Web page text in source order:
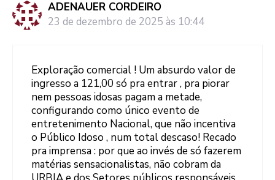
ADENAUER CORDEIRO
23 de dezembro de 2025 às 10:44
Exploração comercial ! Um absurdo valor de
ingresso a 121,00 só pra entrar , pra piorar
nem pessoas idosas pagam a metade,
configurando como único evento de
entretenimento Nacional, que não incentiva
o Público Idoso , num total descaso! Recado
pra imprensa : por que ao invés de só fazerem
matérias sensacionalistas, não cobram da